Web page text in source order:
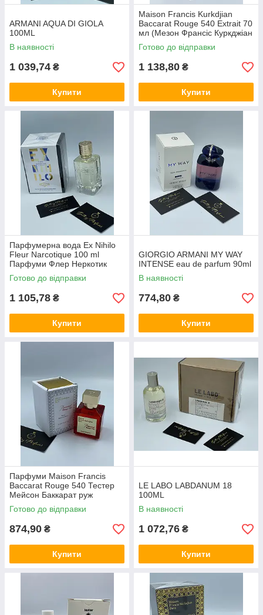
ARMANI AQUA DI GIOLA
100ML
В наявності
1 039,74 ₴
Купити
Maison Francis Kurkdjian
Baccarat Rouge 540 Extrait 70
мл (Мезон Франсіс Куркджіан
Бакарра Руж 540) —
культовий нішевий парфум,
Готово до відправки
1 138,80 ₴
Купити
Парфумерна вода Ex Nihilo
Fleur Narcotique 100 ml
Парфуми Флер Неркотик
витончений фруктово-
квітковий аромат із нотами
Готово до відправки
1 105,78 ₴
Купити
GIORGIO ARMANI MY WAY
INTENSE eau de parfum 90ml
В наявності
774,80 ₴
Купити
Парфуми Maison Francis
Baccarat Rouge 540 Тестер
Мейсон Баккарат руж
екстрейт 70 мл
Готово до відправки
874,90 ₴
Купити
LE LABO LABDANUM 18
100ML
В наявності
1 072,76 ₴
Купити